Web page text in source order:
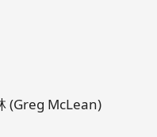
(Greg McLean)